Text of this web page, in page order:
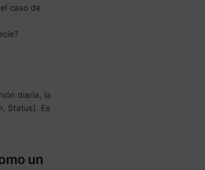
caso de
diaria, la
Status). Es
un